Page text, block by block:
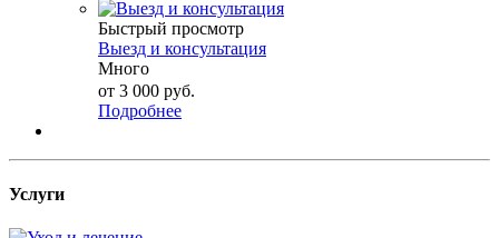
Быстрый просмотр
Выезд и консультация
Много
от 3 000 руб.
Подробнее
Услуги